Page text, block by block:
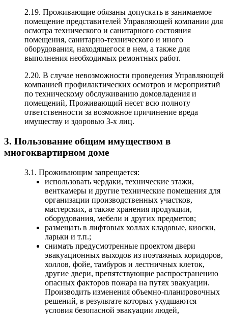
2.19. Проживающие обязаны допускать в занимаемое
помещение представителей Управляющей компании для
осмотра технического и санитарного состояния
помещения, санитарно-технического и иного
оборудования, находящегося в нем, а также для
выполнения необходимых ремонтных работ.
2.20. В случае невозможности проведения Управляющей
компанией профилактических осмотров и мероприятий
по техническому обслуживанию домовладения и
помещений, Проживающий несет всю полноту
ответственности за возможное причинение вреда
имуществу и здоровью 3-х лиц.
3. Пользование общим имуществом в
многоквартирном доме
3.1. Проживающим запрещается:
использовать чердаки, технические этажи,
венткамеры и другие технические помещения для
организации производственных участков,
мастерских, а также хранения продукции,
оборудования, мебели и других предметов;
размещать в лифтовых холлах кладовые, киоски,
ларьки и т.п.;
снимать предусмотренные проектом двери
эвакуационных выходов из поэтажных коридоров,
холлов, фойе, тамбуров и лестничных клеток,
другие двери, препятствующие распространению
опасных факторов пожара на путях эвакуации.
Производить изменения объемно-планировочных
решений, в результате которых ухудшаются
условия безопасной эвакуации людей,